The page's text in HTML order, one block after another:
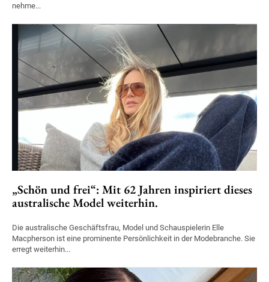
nehme...
„Schön und frei“: Mit 62 Jahren inspiriert dieses
australische Model weiterhin.
Die australische Geschäftsfrau, Model und Schauspielerin Elle
Macpherson ist eine prominente Persönlichkeit in der Modebranche. Sie
erregt weiterhin...